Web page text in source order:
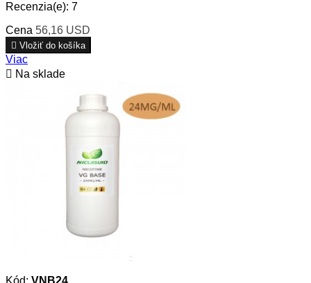
Recenzia(e): 7
Cena 56,16 USD
 Vložiť do košíka
Viac
 Na sklade
Kód: VNB24